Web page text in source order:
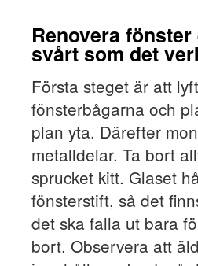
Renovera fönster
svårt som det
Första steget är att
fönsterbågarna och
plan yta. Därefter
metalldelar. Ta bort
sprucket kitt. Glaset
fönsterstift, så det
det ska falla ut bara
bort. Observera att